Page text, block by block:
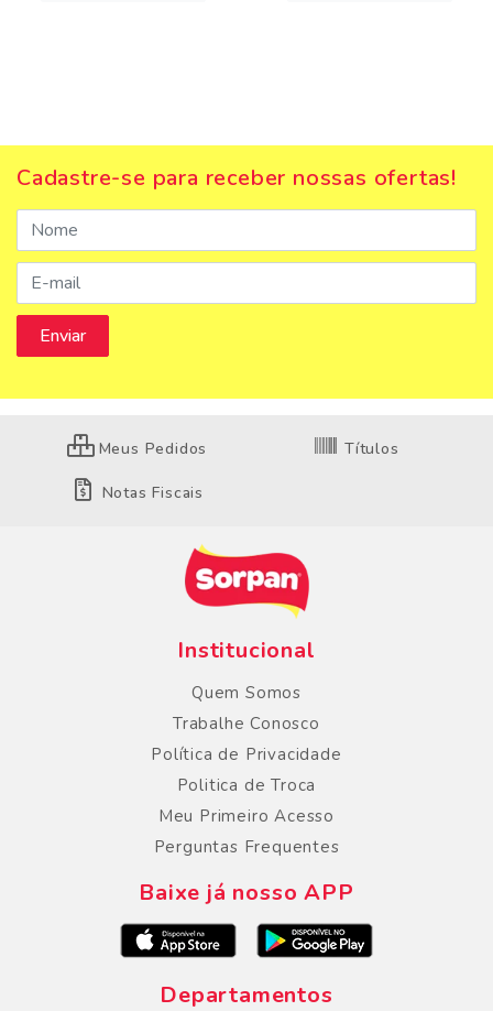
Cadastre-se para receber nossas ofertas!
Meus Pedidos Títulos
Notas Fiscais
Institucional
Quem Somos
Trabalhe Conosco
Política de Privacidade
Politica de Troca
Meu Primeiro Acesso
Perguntas Frequentes
Baixe já nosso APP
Departamentos